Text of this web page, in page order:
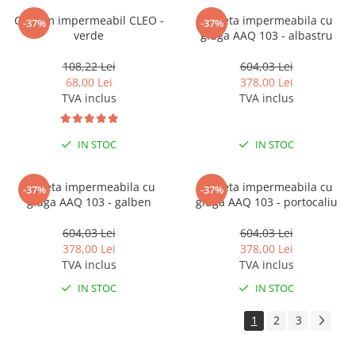
-37%
Costum impermeabil CLEO -
verde
108,22 Lei
68,00 Lei
TVA inclus
IN STOC
-37%
Jacheta impermeabila cu
gluga AAQ 103 - albastru
604,03 Lei
378,00 Lei
TVA inclus
IN STOC
-37%
Jacheta impermeabila cu
gluga AAQ 103 - galben
604,03 Lei
378,00 Lei
TVA inclus
IN STOC
-37%
Jacheta impermeabila cu
gluga AAQ 103 - portocaliu
604,03 Lei
378,00 Lei
TVA inclus
IN STOC
1 2 3